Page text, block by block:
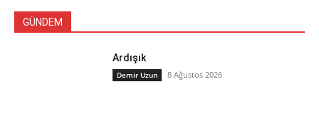
GÜNDEM
Ardışık
Demir Uzun 8 Ağustos 2026